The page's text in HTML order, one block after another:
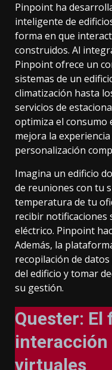
Pinpoint ha
inteligente de
forma en que
construidos. Al
Pinpoint ofrece un
sistemas de un
climatización hasta
servicios de
optimiza el consumo
mejora la
personalización
Imagina un edificio
de reuniones con tu
temperatura de tu
recibir notificaciones
eléctrico. Pinpoint
Además, la
recopilación de
del edificio y tomar
su gestión.
Quester: El
virtuales